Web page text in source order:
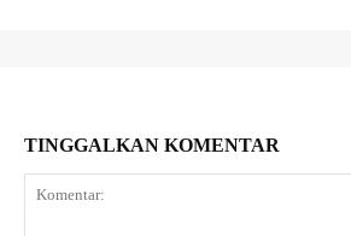
TINGGALKAN KOMENTAR